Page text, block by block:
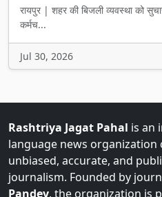
रायपुर | शहर की बिजली व्यवस्था को
कर्मच...
Jul 30, 2026
Rashtriya Jagat Pahal is an
language news
unbiased, accurate, and
journalism. Founded by
Pandey, the organization is